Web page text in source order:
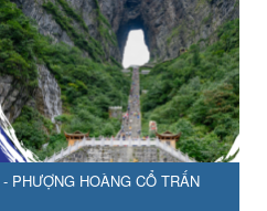
PHƯỢNG HOÀNG CỔ TRẤN